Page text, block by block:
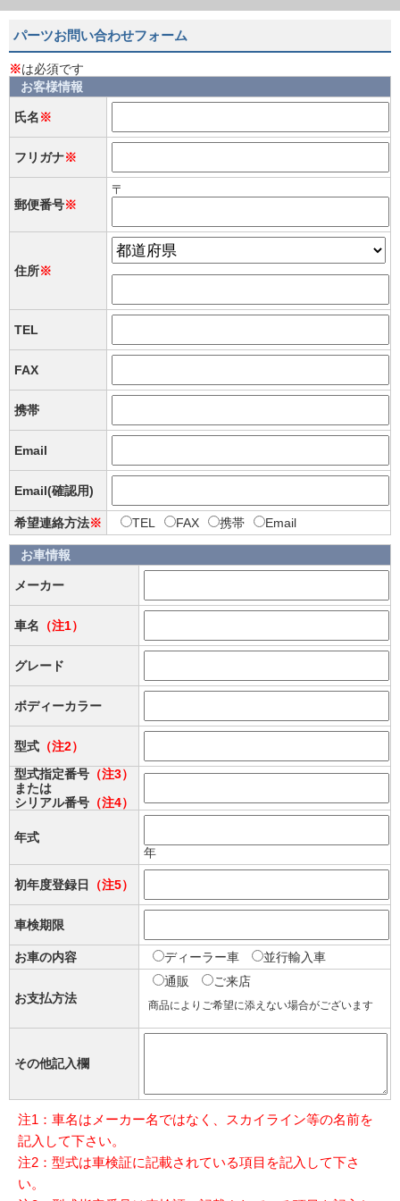
パーツお問い合わせフォーム
※は必須です
お客様情報
氏名※
フリガナ※
郵便番号※
〒
住所※
TEL
FAX
携帯
Email
Email(確認用)
希望連絡方法※ TEL FAX 携帯 Email
お車情報
メーカー
車名 （注1）
グレード
ボディーカラー
型式 （注2）
型式指定番号 （注3）
または
シリアル番号 （注4）
年式
年
初年度登録日 （注5）
車検期限
お車の内容 ディーラー車 並行輸入車
お支払方法
通販 ご来店
商品によりご希望に添えない場合がございます
その他記入欄
注1：車名はメーカー名ではなく、スカイライン等の名前を
記入して下さい。
注2：型式は車検証に記載されている項目を記入して下さ
い。